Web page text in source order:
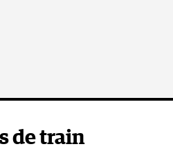
de train